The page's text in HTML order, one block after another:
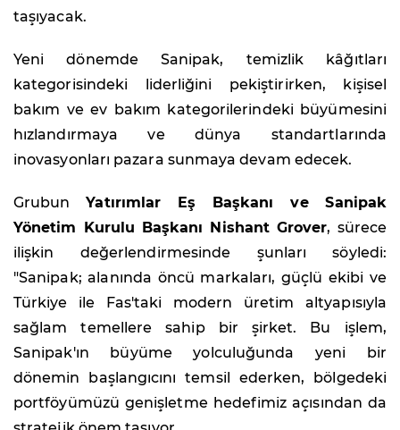
taşıyacak.
Yeni dönemde Sanipak, temizlik kâğıtları
kategorisindeki liderliğini pekiştirirken, kişisel
bakım ve ev bakım kategorilerindeki büyümesini
hızlandırmaya ve dünya standartlarında
inovasyonları pazara sunmaya devam edecek.
GrubunYatırımlar Eş Başkanı ve Sanipak
Yönetim Kurulu Başkanı Nishant Grover, sürece
ilişkin değerlendirmesinde şunları söyledi:
"Sanipak; alanında öncü markaları, güçlü ekibi ve
Türkiye ile Fas'taki modern üretim altyapısıyla
sağlam temellere sahip bir şirket. Bu işlem,
Sanipak'ın büyüme yolculuğunda yeni bir
dönemin başlangıcını temsil ederken, bölgedeki
portföyümüzü genişletme hedefimiz açısından da